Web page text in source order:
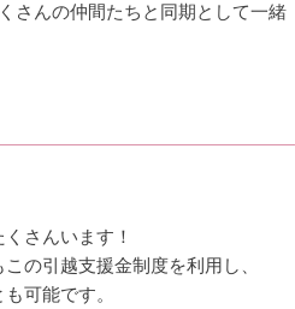
さんの仲間たちと同期として一緒
さんいます！
の引越支援金制度を利用し、
可能です。